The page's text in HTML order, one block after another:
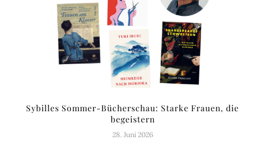
Sybilles Sommer-Bücherschau: Starke Frauen, die
begeistern
28. Juni 2026